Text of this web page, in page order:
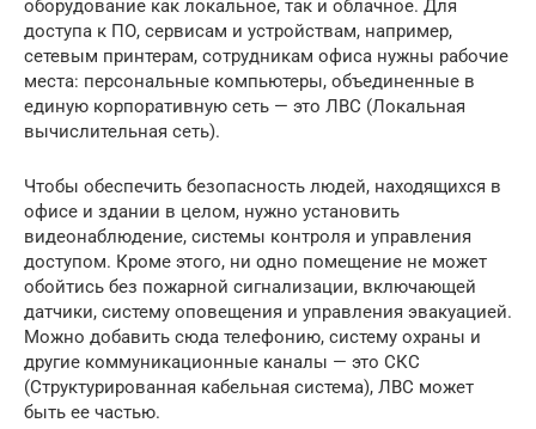
оборудование как локальное, так и облачное. Для
доступа к ПО, сервисам и устройствам, например,
сетевым принтерам, сотрудникам офиса нужны рабочие
места: персональные компьютеры, объединенные в
единую корпоративную сеть — это ЛВС (Локальная
вычислительная сеть).
Чтобы обеспечить безопасность людей, находящихся в
офисе и здании в целом, нужно установить
видеонаблюдение, системы контроля и управления
доступом. Кроме этого, ни одно помещение не может
обойтись без пожарной сигнализации, включающей
датчики, систему оповещения и управления эвакуацией.
Можно добавить сюда телефонию, систему охраны и
другие коммуникационные каналы — это СКС
(Структурированная кабельная система), ЛВС может
быть ее частью.